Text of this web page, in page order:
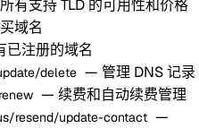
有支持 TLD 的可用性和价格
域名
注册的域名
delete — 管理 DNS 记录
— 续费和自动续费管理
resend/update-contact —